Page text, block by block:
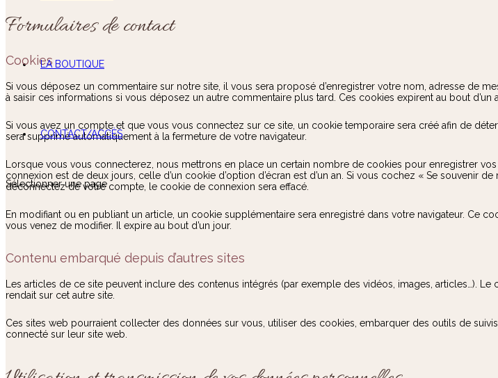
LA BOUTIQUE
CONTACT/ACCÈS
Sélectionner une page
Formulaires de contact
Cookies
Si vous déposez un commentaire sur notre site, il vous sera proposé d’enregistrer votre nom, adresse de
à saisir ces informations si vous déposez un autre commentaire plus tard. Ces cookies expirent au bout d’un
Si vous avez un compte et que vous vous connectez sur ce site, un cookie temporaire sera créé afin de
sera supprimé automatiquement à la fermeture de votre navigateur.
Lorsque vous vous connecterez, nous mettrons en place un certain nombre de cookies pour enregistrer
connexion est de deux jours, celle d’un cookie d’option d’écran est d’un an. Si vous cochez « Se souvenir
déconnectez de votre compte, le cookie de connexion sera effacé.
En modifiant ou en publiant un article, un cookie supplémentaire sera enregistré dans votre navigateur. Ce
vous venez de modifier. Il expire au bout d’un jour.
Contenu embarqué depuis d’autres sites
Les articles de ce site peuvent inclure des contenus intégrés (par exemple des vidéos, images, articles…).
rendait sur cet autre site.
Ces sites web pourraient collecter des données sur vous, utiliser des cookies, embarquer des outils de
connecté sur leur site web.